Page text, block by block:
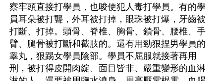
察牢頭直接打學員，也唆使犯人毒打學員。有的學
員耳朵被打聾，外耳被打掉，眼珠被打爆，牙齒被
打斷、打掉。頭骨、脊椎、胸骨、鎖骨、腰椎、手
臂、腿骨被打斷和截肢的。還有用勁狠捏男學員的
睾丸，狠踢女學員陰部。學員不屈服就接著再用
刑，被打得皮開肉綻、面目皆非、嚴重變形的血淋